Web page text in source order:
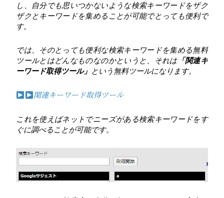
し、自分でも思いつかないような検索キーワードをザク
ザクとキーワードを集めることが可能でとっても便利で
す。
では、そのとっても便利な検索キーワードを集める無料
ツールとはどんなものなのかというと、それは「関連キ
ーワード取得ツール」 という無料ツールになります。
関連キーワード取得ツール
これを使えばネットでニーズがある検索キーワードをす
ぐに調べることが可能です。